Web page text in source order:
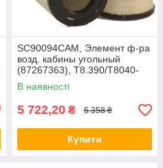
SC90094CAM, Элемент ф-ра
возд. кабины угольный
(87267363), T8.390/T8040-
50/SPX3320/Mag.340
В наявності
5 722,20 ₴ 6 358 ₴
Купити